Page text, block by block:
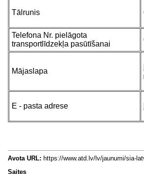
Tālrunis
Telefona Nr. pielāgota
transportlīdzekļa pasūtīšanai
Mājaslapa
E - pasta adrese
Avota URL: https://www.atd.lv/lv/jaunumi/sia-
Saites